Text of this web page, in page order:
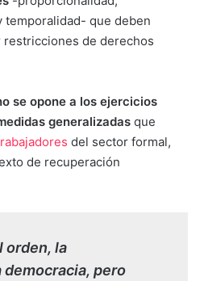
temporalidad- que deben
de derechos
se opone a los ejercicios
generalizadas que
del sector formal,
de recuperación
orden, la
pero